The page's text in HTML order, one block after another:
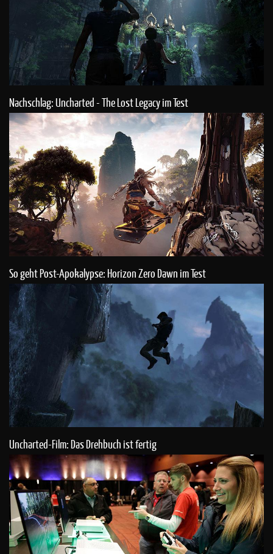
Nachschlag: Uncharted - The Lost Legacy im Test
So geht Post-Apokalypse: Horizon Zero Dawn im Test
Uncharted-Film: Das Drehbuch ist fertig